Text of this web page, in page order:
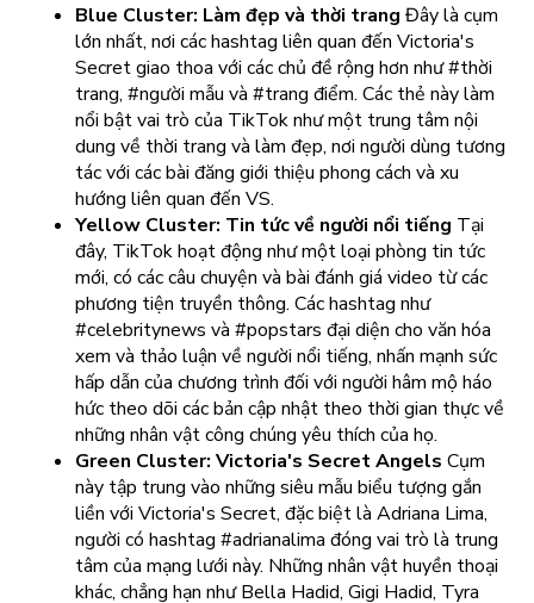
Blue Cluster: Làm đẹp và thời trang Đây là cụm
lớn nhất, nơi các hashtag liên quan đến Victoria's
Secret giao thoa với các chủ đề rộng hơn như #thời
trang, #người mẫu và #trang điểm. Các thẻ này làm
nổi bật vai trò của TikTok như một trung tâm nội
dung về thời trang và làm đẹp, nơi người dùng tương
tác với các bài đăng giới thiệu phong cách và xu
hướng liên quan đến VS.
Yellow Cluster: Tin tức về người nổi tiếng Tại
đây, TikTok hoạt động như một loại phòng tin tức
mới, có các câu chuyện và bài đánh giá video từ các
phương tiện truyền thông. Các hashtag như
#celebritynews và #popstars đại diện cho văn hóa
xem và thảo luận về người nổi tiếng, nhấn mạnh sức
hấp dẫn của chương trình đối với người hâm mộ háo
hức theo dõi các bản cập nhật theo thời gian thực về
những nhân vật công chúng yêu thích của họ.
Green Cluster: Victoria's Secret Angels Cụm
này tập trung vào những siêu mẫu biểu tượng gắn
liền với Victoria's Secret, đặc biệt là Adriana Lima,
người có hashtag #adrianalima đóng vai trò là trung
tâm của mạng lưới này. Những nhân vật huyền thoại
khác, chẳng hạn như Bella Hadid, Gigi Hadid, Tyra